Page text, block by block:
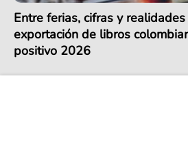
Entre ferias, cifras y
exportación de libros
positivo 2026